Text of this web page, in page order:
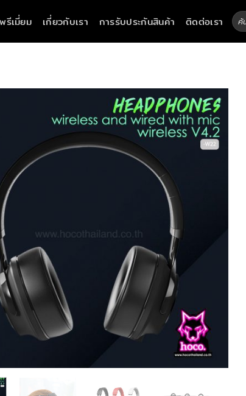
รีเมี่ยม เกี่ยวกับเรา การรับประกันสินค้า ติดต่อเรา ค้นหา: